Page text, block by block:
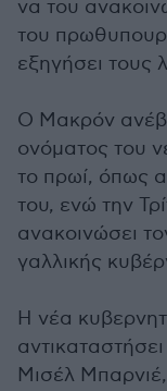
να του
του
εξηγήσει τους
Ο Μακρόν
ονόματος του
το πρωί, όπως
του, ενώ την
ανακοινώσει
γαλλικής
Η νέα
Μισέλ